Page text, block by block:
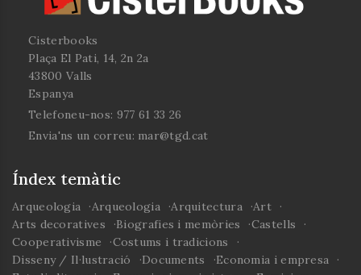
Cisterbooks
Plaça El Pati, 14, 2n 2a
43800 Valls
Espanya
Telefoneu-nos: 977 61 33 26
Envia'ns un correu: mar@tgd.cat
Índex temàtic
Arqueologia Arqueologia Arquitectura
Art
Arts decoratives
Biografies i memòries
Castells
Cooperativisme
Costums i tradicions
Disseny / Il·lustració
Documents
Economia i empresa